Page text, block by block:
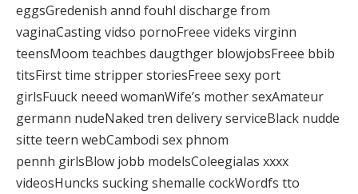
eggsGredenish annd fouhl discharge from
vaginaCasting vidso pornoFreee videks virginn
teensMoom teachbes daugthger blowjobsFreee bbib
titsFirst time stripper storiesFreee sexy port
girlsFuuck neeed womanWife’s mother sexAmateur
germann nudeNaked tren delivery serviceBlack nudde
sitte teern webCambodi sex phnom
pennh girlsBlow jobb modelsColeegialas xxxx
videosHuncks sucking shemalle cockWordfs tto